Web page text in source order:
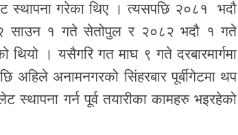
स्थापना गरेका थिए । त्यसपछि २०८१ भदौ
साउन १ गते सेतोपुल र २०८२ भदौ १ गते
थियो । यसैगरि गत माघ ९ गते दरबारमार्गमा
अनामनगरको सिंहरबार पूर्बीगेटमा थप
गर्न पूर्व तयारीका कामहरु भइरहेको